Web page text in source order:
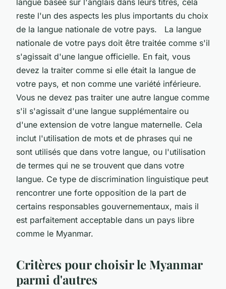
reste l'un des aspects les plus importants du choix
de la langue nationale de votre pays. La langue
nationale de votre pays doit être traitée comme s'il
s'agissait d'une langue officielle. En fait, vous
devez la traiter comme si elle était la langue de
votre pays, et non comme une variété inférieure.
Vous ne devez pas traiter une autre langue comme
s'il s'agissait d'une langue supplémentaire ou
d'une extension de votre langue maternelle. Cela
inclut l'utilisation de mots et de phrases qui ne
sont utilisés que dans votre langue, ou l'utilisation
de termes qui ne se trouvent que dans votre
langue. Ce type de discrimination linguistique peut
rencontrer une forte opposition de la part de
certains responsables gouvernementaux, mais il
est parfaitement acceptable dans un pays libre
comme le Myanmar.
Critères pour choisir le Myanmar
parmi d'autres